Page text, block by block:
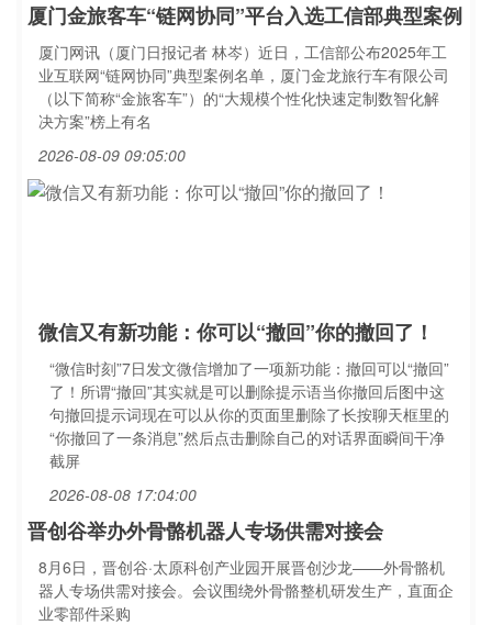
厦门金旅客车“链网协同”平台入选工信部典型案例
厦门网讯（厦门日报记者 林岑）近日，工信部公布2025年工
业互联网“链网协同”典型案例名单，厦门金龙旅行车有限公司
（以下简称“金旅客车”）的“大规模个性化快速定制数智化解
决方案”榜上有名
2026-08-09 09:05:00
微信又有新功能：你可以“撤回”你的撤回了！
“微信时刻”7日发文微信增加了一项新功能：撤回可以“撤回”
了！所谓“撤回”其实就是可以删除提示语当你撤回后图中这
句撤回提示词现在可以从你的页面里删除了长按聊天框里的
“你撤回了一条消息”然后点击删除自己的对话界面瞬间干净
截屏
2026-08-08 17:04:00
晋创谷举办外骨骼机器人专场供需对接会
8月6日，晋创谷·太原科创产业园开展晋创沙龙——外骨骼机
器人专场供需对接会。会议围绕外骨骼整机研发生产，直面企
业零部件采购